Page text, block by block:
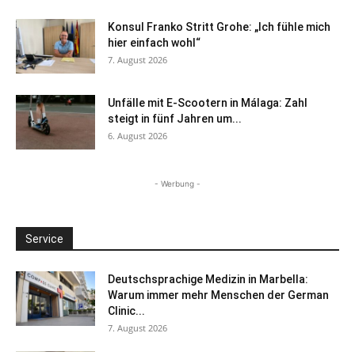
Konsul Franko Stritt Grohe: „Ich fühle mich
hier einfach wohl“
7. August 2026
Unfälle mit E-Scootern in Málaga: Zahl
steigt in fünf Jahren um...
6. August 2026
- Werbung -
Service
Deutschsprachige Medizin in Marbella:
Warum immer mehr Menschen der German
Clinic...
7. August 2026